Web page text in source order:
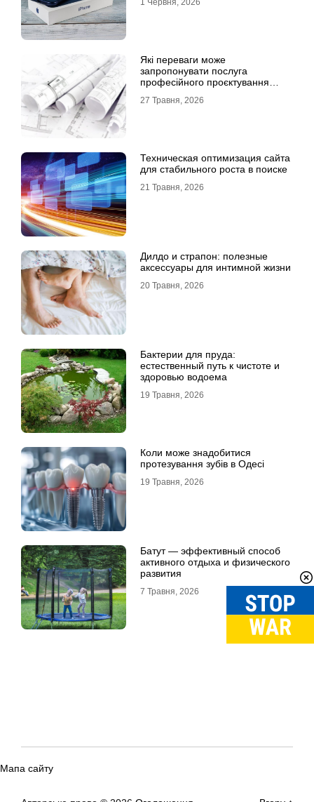
Які переваги може
запропонувати послуга
професійного проєктування
27 Травня, 2026
Техническая оптимизация сайта
для стабильного роста в поиске
21 Травня, 2026
Дилдо и страпон: полезные
аксессуары для интимной жизни
20 Травня, 2026
Бактерии для пруда:
естественный путь к чистоте и
здоровью водоема
19 Травня, 2026
Коли може знадобитися
протезування зубів в Одесі
19 Травня, 2026
Батут — эффективный способ
активного отдыха и физического
развития
7 Травня, 2026
Мапа сайту